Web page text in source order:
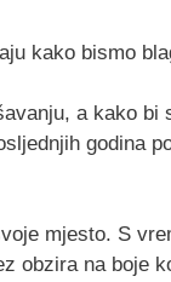
kako bismo
a kako
godina
mjesto. S
obzira na boje